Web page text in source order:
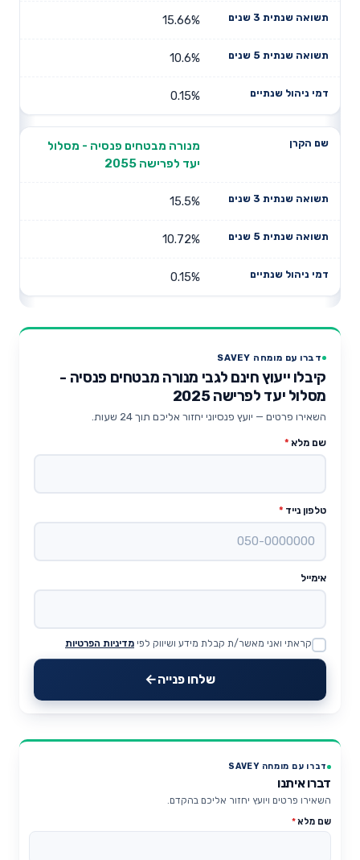
15.66%
10.6%
0.15%
מנורה מבטחים פנסיה - מסלול
יעד לפרישה 2055
15.5%
10.72%
0.15%
דברו עם מומחה SAVEY
קיבלו ייעוץ חינם לגבי מנורה מבטחים פנסיה -
מסלול יעד לפרישה 2025
השאירו פרטים — יועץ פנסיוני יחזור אליכם תוך 24 שעות.
שם מלא *
טלפון נייד *
אימייל
Website
קראתי ואני מאשר/ת קבלת מידע ושיווק לפי מדיניות הפרטיות
שלחו פנייה
דברו עם מומחה SAVEY
דברו איתנו
השאירו פרטים ויועץ יחזור אליכם בהקדם.
שם מלא*